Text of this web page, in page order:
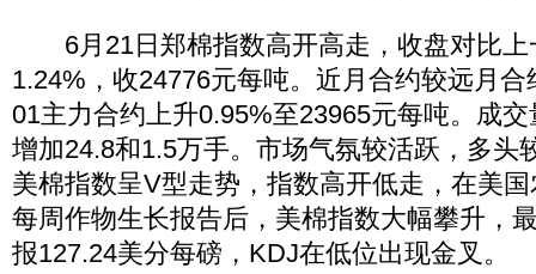
6月21日郑棉指数高开高走，收盘对比上
1.24%，收24776元每吨。近月合约较远月
01主力合约上升0.95%至23965元每吨。成
增加24.8和1.5万手。市场气氛较活跃，多头
美棉指数呈V型走势，指数高开低走，在美
每周作物生长报告后，美棉指数大幅攀升，
报127.24美分每磅，KDJ在低位出现金叉。